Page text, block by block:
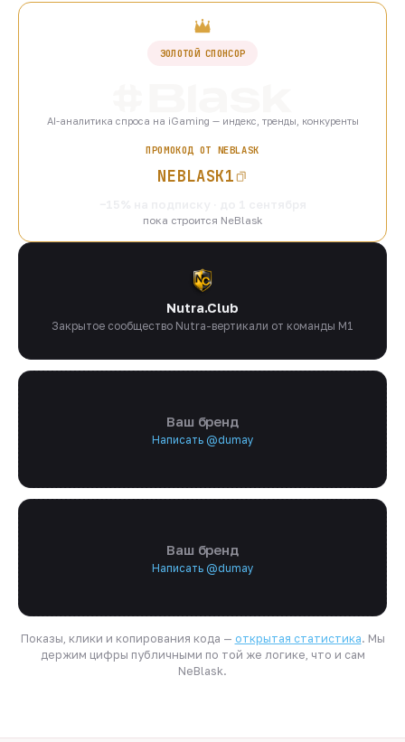
ЗОЛОТОЙ СПОНСОР
AI-аналитика спроса на iGaming — индекс, тренды, конкуренты
ПРОМОКОД ОТ NEBLASK
NEBLASK1
пока строится NeBlask
Nutra.Club
Закрытое сообщество Nutra-вертикали от команды M1
Ваш бренд
Написать @dumay
Ваш бренд
Написать @dumay
Показы, клики и копирования кода — открытая статистика. Мы
держим цифры публичными по той же логике, что и сам
NeBlask.